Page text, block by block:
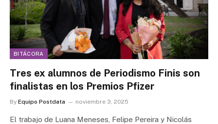
BITÁCORA
Tres ex alumnos de Periodismo Finis son
finalistas en los Premios Pfizer
By Equipo Postdata noviembre 3, 2025
El trabajo de Luana Meneses, Felipe Pereira y Nicolás